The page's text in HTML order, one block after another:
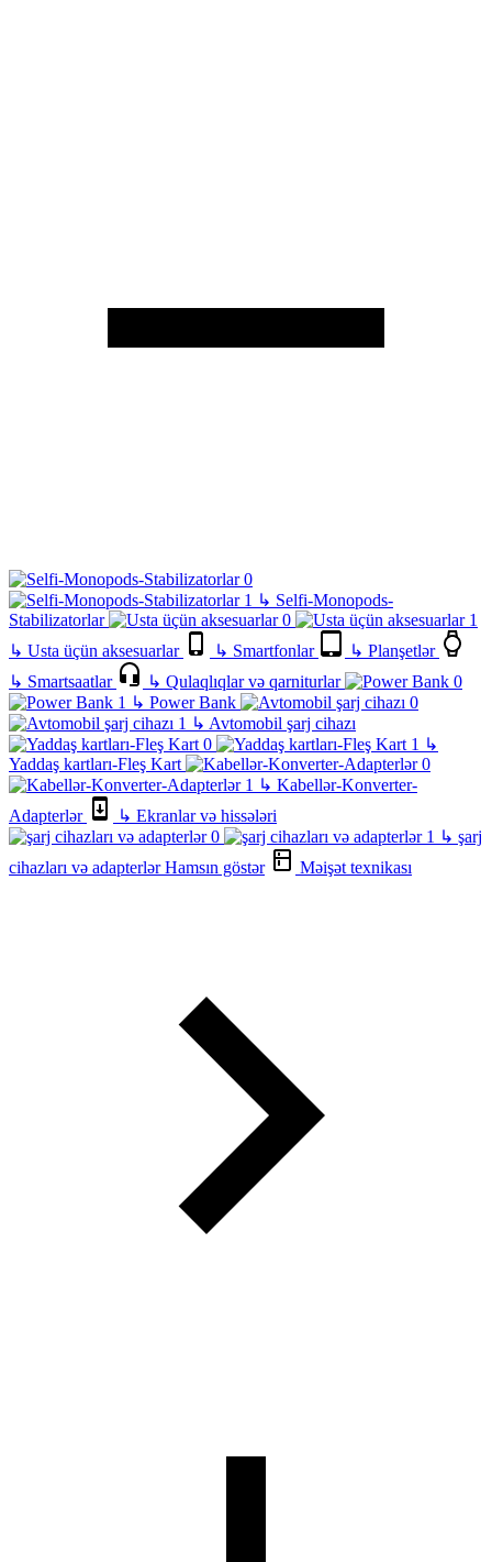
↳ Selfi-Monopods-
Stabilizatorlar
↳ Usta üçün aksesuarlar ↳ Smartfonlar ↳ Planşetlər
↳ Smartsaatlar ↳ Qulaqlıqlar və qarniturlar
↳ Power Bank
↳ Avtomobil şarj cihazı
↳
Yaddaş kartları-Fleş Kart
↳ Kabellər-Konverter-
Adapterlər
↳ Ekranlar və hissələri
↳ şarj
cihazları və adapterlərHamsın göstər Məişət texnikası